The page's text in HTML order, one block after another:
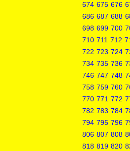
674 675 676
686 687 688
698 699 700
710 711 712
722 723 724
734 735 736
746 747 748
758 759 760
770 771 772
782 783 784
794 795 796
806 807 808
818 819 820